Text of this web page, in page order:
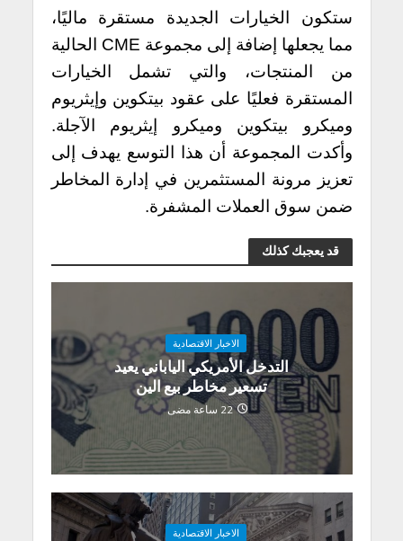
ستكون الخيارات الجديدة مستقرة ماليًا،
مما يجعلها إضافة إلى مجموعة CME الحالية
من المنتجات، والتي تشمل الخيارات
المستقرة فعليًا على عقود بيتكوين وإيثريوم
وميكرو بيتكوين وميكرو إيثريوم الآجلة.
وأكدت المجموعة أن هذا التوسع يهدف إلى
تعزيز مرونة المستثمرين في إدارة المخاطر
ضمن سوق العملات المشفرة.
قد يعجبك كذلك
الاخبار الاقتصادية
التدخل الأمريكي الياباني يعيد
تسعير مخاطر بيع الين
22 ساعة مضى
الاخبار الاقتصادية